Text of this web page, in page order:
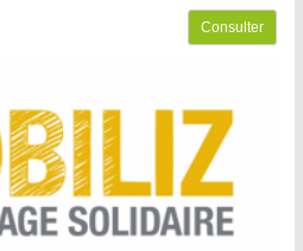
Consulter